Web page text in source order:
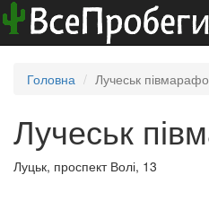
Головна Лучеськ
Лучеськ
Луцьк, проспект Волі, 13